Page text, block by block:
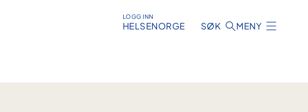
LOGG INN
HELSENORGE SØK MENY